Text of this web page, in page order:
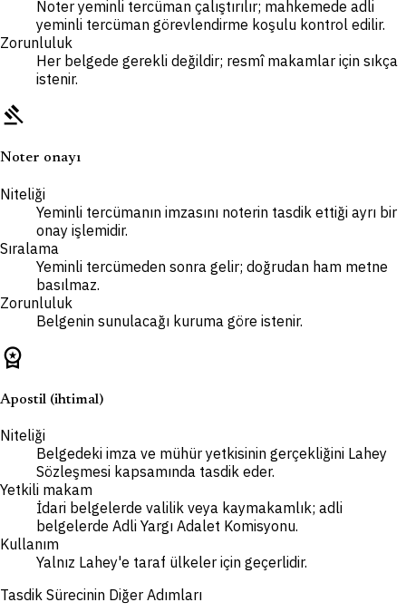
Noter yeminli tercüman çalıştırılır; mahkemede adli
yeminli tercüman görevlendirme koşulu kontrol edilir.
Zorunluluk
Her belgede gerekli değildir; resmî makamlar için sıkça
istenir.
gavel
Noter onayı
Niteliği
Yeminli tercümanın imzasını noterin tasdik ettiği ayrı bir
onay işlemidir.
Sıralama
Yeminli tercümeden sonra gelir; doğrudan ham metne
basılmaz.
Zorunluluk
Belgenin sunulacağı kuruma göre istenir.
workspace_premium
Apostil (ihtimal)
Niteliği
Belgedeki imza ve mühür yetkisinin gerçekliğini Lahey
Sözleşmesi kapsamında tasdik eder.
Yetkili makam
İdari belgelerde valilik veya kaymakamlık; adli
belgelerde Adli Yargı Adalet Komisyonu.
Kullanım
Yalnız Lahey'e taraf ülkeler için geçerlidir.
Tasdik Sürecinin Diğer Adımları